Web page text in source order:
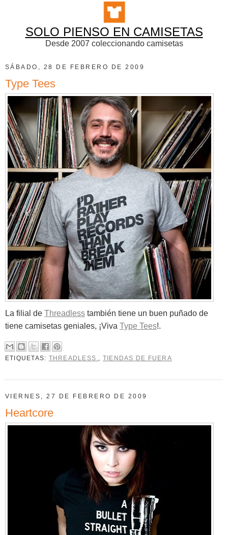
SOLO PIENSO EN CAMISETAS
Desde 2007 coleccionando camisetas
SÁBADO, 28 DE FEBRERO DE 2009
Type Tees
La filial de Threadless también tiene un buen puñado de
tiene camisetas geniales, ¡Viva Type Tees!.
ETIQUETAS: THREADLESS , TIENDAS DE FUERA
VIERNES, 27 DE FEBRERO DE 2009
Heartcore